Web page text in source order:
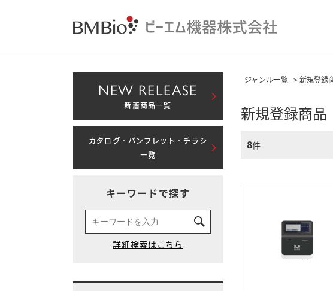
ジャンル一覧 > 新規登録
新規登録商品
8件
NEW RELEASE
新着商品一覧
カタログ・パンフレット・チラシ
一覧
キーワードで探す